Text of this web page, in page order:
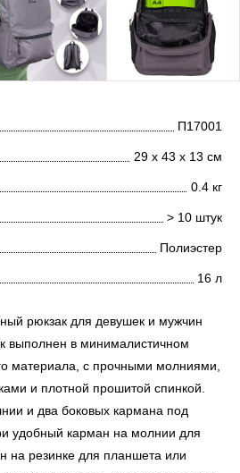
П17001
29 х 43 х 13 см
0.4 кг
> 10 штук
Полиэстер
16 л
рюкзак для девушек и мужчин
выполнен в минималистичном
материала, с прочными молниями,
и плотной прошитой спинкой.
и два боковых кармана под
удобный карман на молнии для
на резинке для планшета или